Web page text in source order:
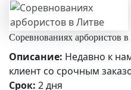
Соревнованиях арбористов
Описание: Недавно к
клиент со срочным
Срок: 2 дня